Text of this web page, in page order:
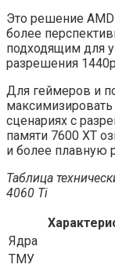
Это решение
более
подходящим для
разрешения
Для геймеров и
сценариях с
памяти 7600 XT
и более плавную
Таблица
4060 Ti
Ядра
ТМУ